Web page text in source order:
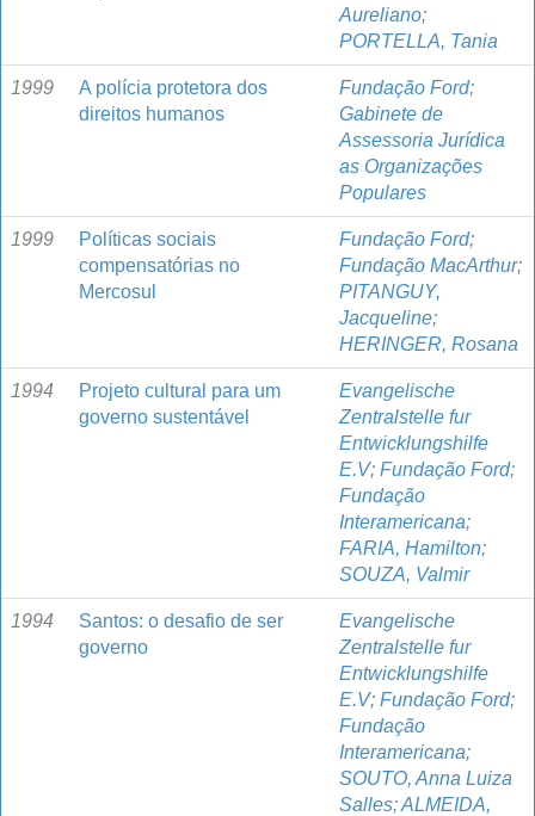
Aureliano;
PORTELLA, Tania
1999
A polícia protetora dos
direitos humanos
Fundação Ford;
Gabinete de
Assessoria Jurídica
as Organizações
Populares
1999
Políticas sociais
compensatórias no
Mercosul
Fundação Ford;
Fundação MacArthur;
PITANGUY,
Jacqueline;
HERINGER, Rosana
1994
Projeto cultural para um
governo sustentável
Evangelische
Zentralstelle fur
Entwicklungshilfe
E.V; Fundação Ford;
Fundação
Interamericana;
FARIA, Hamilton;
SOUZA, Valmir
1994
Santos: o desafio de ser
governo
Evangelische
Zentralstelle fur
Entwicklungshilfe
E.V; Fundação Ford;
Fundação
Interamericana;
SOUTO, Anna Luiza
Salles;ALMEIDA,